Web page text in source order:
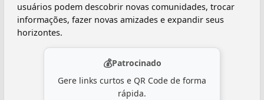
usuários podem descobrir novas comunidades, trocar
informações, fazer novas amizades e expandir seus
horizontes.
💰Patrocinado
Gere links curtos e QR Code de forma
rápida.